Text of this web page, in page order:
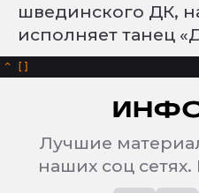
швединского ДК,
исполняет танец
^
Лучшие
наших соц